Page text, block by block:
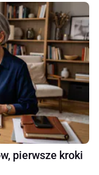
pierwsze kroki